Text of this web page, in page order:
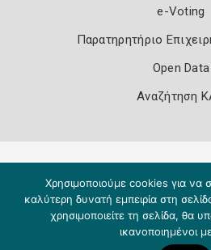
e-Voting
Παρατηρητήριο
Open Data
Αναζήτηση
Χρησιμοποιούμε cookies για να
καλύτερη δυνατή εμπειρία στη
χρησιμοποιείτε τη σελίδα, θα
ικανοποιημένοι
Copyright 2026